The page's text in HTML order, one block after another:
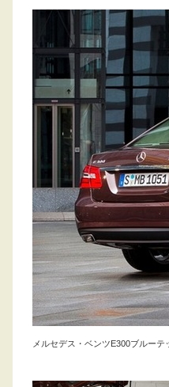
メルセデス・ベンツE300ブルーテ